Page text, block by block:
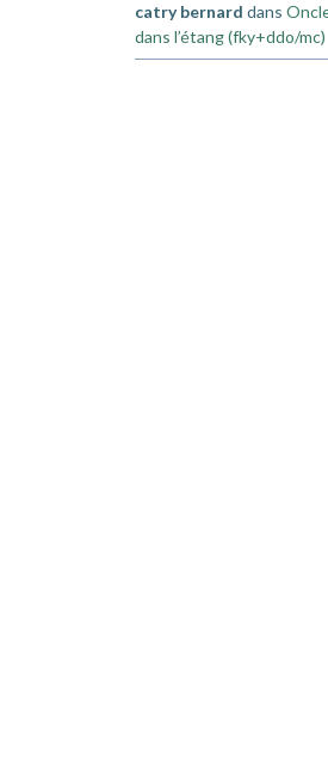
catry bernard dans
dans l’étang (fky+ddo/mc)